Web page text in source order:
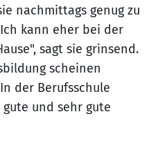
nachmittags genug zu
kann eher bei der
sagt sie grinsend.
scheinen
der Berufsschule
und sehr gute